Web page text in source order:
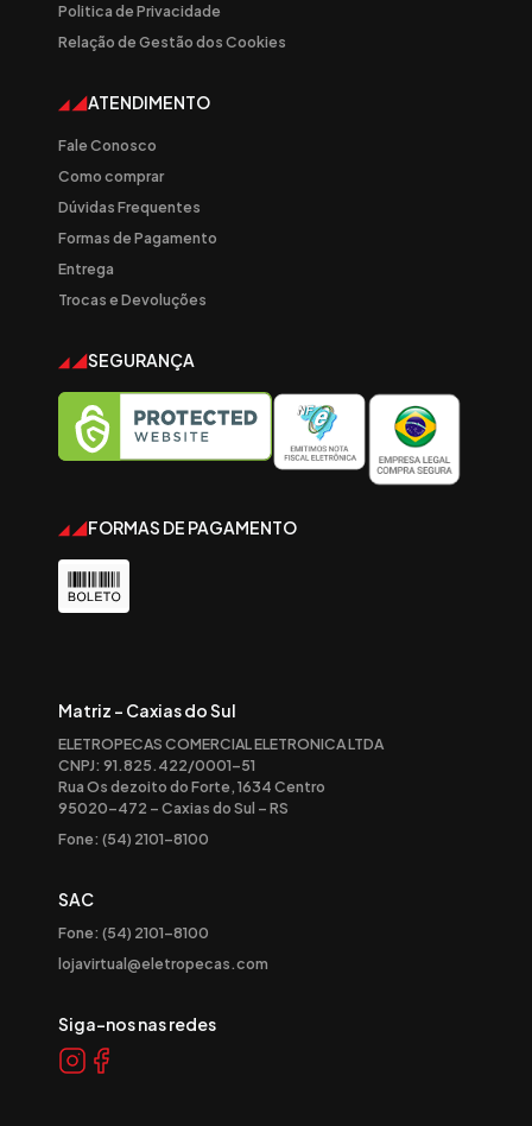
Politica de Privacidade
Relação de Gestão dos Cookies
ATENDIMENTO
Fale Conosco
Como comprar
Dúvidas Frequentes
Formas de Pagamento
Entrega
Trocas e Devoluções
SEGURANÇA
FORMAS DE PAGAMENTO
Matriz - Caxias do Sul
ELETROPECAS COMERCIAL ELETRONICA LTDA
CNPJ: 91.825.422/0001-51
Rua Os dezoito do Forte, 1634 Centro
95020-472 – Caxias do Sul – RS
Fone: (54) 2101-8100
SAC
Fone: (54) 2101-8100
lojavirtual@eletropecas.com
Siga-nos nas redes